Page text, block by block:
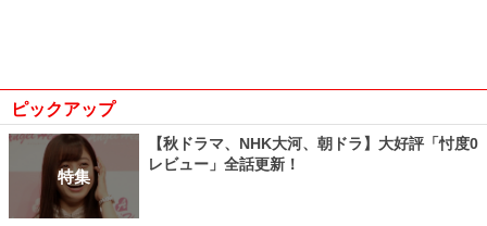
ピックアップ
特集
【秋ドラマ、NHK大河、朝ドラ】大好評「忖度0
レビュー」全話更新！